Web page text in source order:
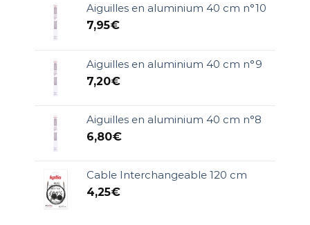
Aiguilles en aluminium 40 cm n°10
7,95€
Aiguilles en aluminium 40 cm n°9
7,20€
Aiguilles en aluminium 40 cm n°8
6,80€
Cable Interchangeable 120 cm
4,25€